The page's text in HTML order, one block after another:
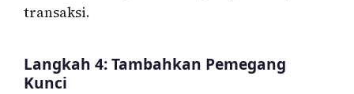
transaksi.
Langkah 4: Tambahkan Pemegang
Kunci